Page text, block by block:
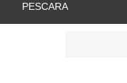
PESCARA